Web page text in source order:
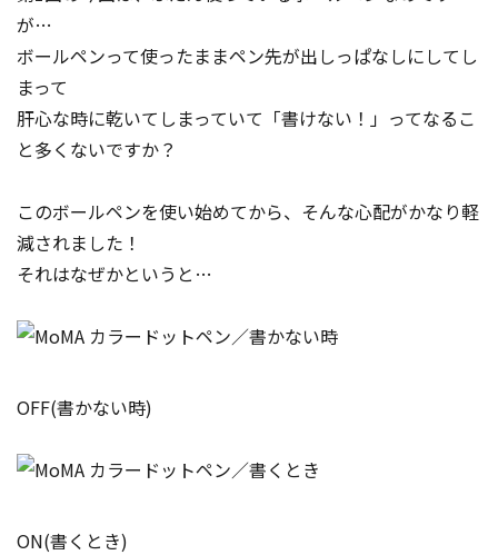
が…
ボールペンって使ったままペン先が出しっぱなしにしてし
まって
肝心な時に乾いてしまっていて「書けない！」ってなるこ
と多くないですか？
このボールペンを使い始めてから、そんな心配がかなり軽
減されました！
それはなぜかというと…
OFF(書かない時)
ON(書くとき)